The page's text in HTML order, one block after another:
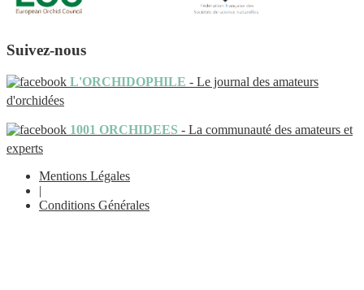
Suivez-nous
L'ORCHIDOPHILE - Le journal des amateurs
d'orchidées
1001 ORCHIDEES - La communauté des amateurs et
experts
Mentions Légales
|
Conditions Générales